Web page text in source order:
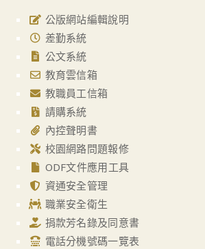
公版網站編輯說明
差勤系統
公文系統
教育雲信箱
教職員工信箱
請購系統
內控聲明書
校園網路問題報修
ODF文件應用工具
資通安全管理
職業安全衛生
捐款芳名錄及同意書
電話分機號碼一覽表